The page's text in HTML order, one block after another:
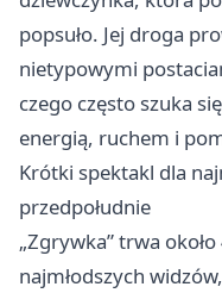
popsuło. Jej droga
nietypowymi
czego często szuka
energią, ruchem i
Krótki spektakl dla
przedpołudnie
„Zgrywka” trwa
najmłodszych